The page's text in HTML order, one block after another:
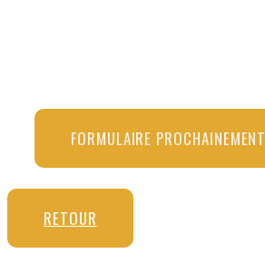
FORMULAIRE PROCHAINEMENT
RETOUR